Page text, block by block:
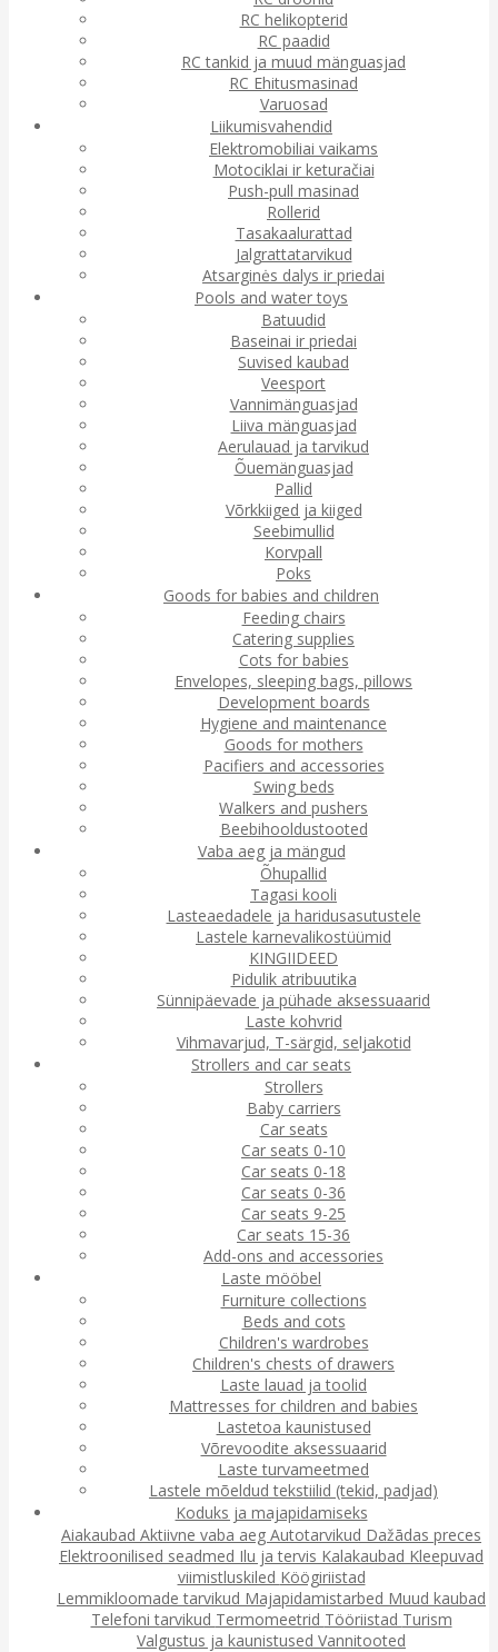
RC helikopterid
RC paadid
RC tankid ja muud mänguasjad
RC Ehitusmasinad
Varuosad
Liikumisvahendid
Elektromobiliai vaikams
Motociklai ir keturačiai
Push-pull masinad
Rollerid
Tasakaalurattad
Jalgrattatarvikud
Atsarginės dalys ir priedai
Pools and water toys
Batuudid
Baseinai ir priedai
Suvised kaubad
Veesport
Vannimänguasjad
Liiva mänguasjad
Aerulauad ja tarvikud
Õuemänguasjad
Pallid
Võrkkiiged ja kiiged
Seebimullid
Korvpall
Poks
Goods for babies and children
Feeding chairs
Catering supplies
Cots for babies
Envelopes, sleeping bags, pillows
Development boards
Hygiene and maintenance
Goods for mothers
Pacifiers and accessories
Swing beds
Walkers and pushers
Beebihooldustooted
Vaba aeg ja mängud
Õhupallid
Tagasi kooli
Lasteaedadele ja haridusasutustele
Lastele karnevalikostüümid
KINGIIDEED
Pidulik atribuutika
Sünnipäevade ja pühade aksessuaarid
Laste kohvrid
Vihmavarjud, T-särgid, seljakotid
Strollers and car seats
Strollers
Baby carriers
Car seats
Car seats 0-10
Car seats 0-18
Car seats 0-36
Car seats 9-25
Car seats 15-36
Add-ons and accessories
Laste mööbel
Furniture collections
Beds and cots
Children's wardrobes
Children's chests of drawers
Laste lauad ja toolid
Mattresses for children and babies
Lastetoa kaunistused
Võrevoodite aksessuaarid
Laste turvameetmed
Lastele mõeldud tekstiilid (tekid, padjad)
Koduks ja majapidamiseks
Aiakaubad Aktiivne vaba aeg Autotarvikud Dažādas preces
Elektroonilised seadmed Ilu ja tervis Kalakaubad Kleepuvad
viimistluskiled Köögiriistad
Lemmikloomade tarvikud Majapidamistarbed Muud kaubad
Telefoni tarvikud Termomeetrid Tööriistad Turism
Valgustus ja kaunistused Vannitooted